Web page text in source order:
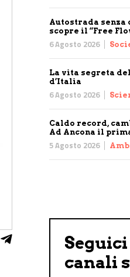
Autostrada
scopre il “Free
6 Agosto 2026
La vita segreta
d’Italia
6 Agosto 2026
Caldo record,
Ad Ancona il
5 Agosto 2026
canali